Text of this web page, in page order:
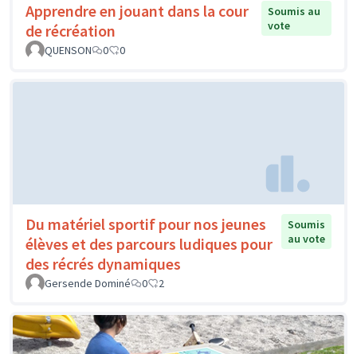
Apprendre en jouant dans la cour
de récréation
Soumis au
vote
QUENSON
0 0
Du matériel sportif pour nos jeunes
élèves et des parcours ludiques pour
des récrés dynamiques
Soumis
au vote
Gersende Dominé 0 2